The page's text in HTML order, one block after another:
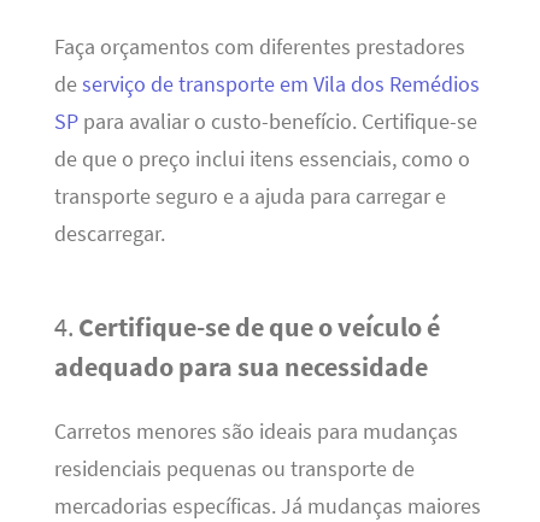
Faça orçamentos com diferentes prestadores
deserviço de transporte em Vila dos Remédios
SPpara avaliar o custo-benefício. Certifique-se
de que o preço inclui itens essenciais, como o
transporte seguro e a ajuda para carregar e
descarregar.
4. Certifique-se de que o veículo é
adequado para sua necessidade
Carretos menores são ideais para mudanças
residenciais pequenas ou transporte de
mercadorias específicas. Já mudanças maiores